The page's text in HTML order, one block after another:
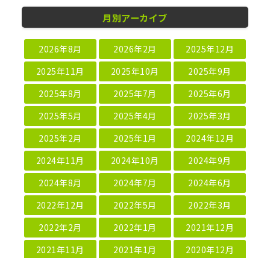
月別アーカイブ
2026年8月 2026年2月
2025年12月
2025年11月
2025年10月
2025年9月
2025年8月
2025年7月
2025年6月
2025年5月
2025年4月
2025年3月
2025年2月
2025年1月
2024年12月
2024年11月
2024年10月
2024年9月
2024年8月
2024年7月
2024年6月
2022年12月
2022年5月
2022年3月
2022年2月
2022年1月
2021年12月
2021年11月
2021年1月
2020年12月